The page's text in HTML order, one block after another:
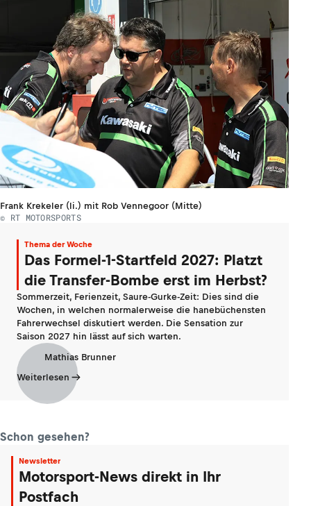
Frank Krekeler (li.) mit Rob Vennegoor (Mitte)
© RT MOTORSPORTS
Thema der Woche
Das Formel-1-Startfeld 2027: Platzt
die Transfer-Bombe erst im Herbst?
Sommerzeit, Ferienzeit, Saure-Gurke-Zeit: Dies sind die
Wochen, in welchen normalerweise die hanebüchensten
Fahrerwechsel diskutiert werden. Die Sensation zur
Saison 2027 hin lässt auf sich warten.
Mathias Brunner
Weiterlesen
Schon gesehen?
Newsletter
Motorsport-News direkt in Ihr
Postfach